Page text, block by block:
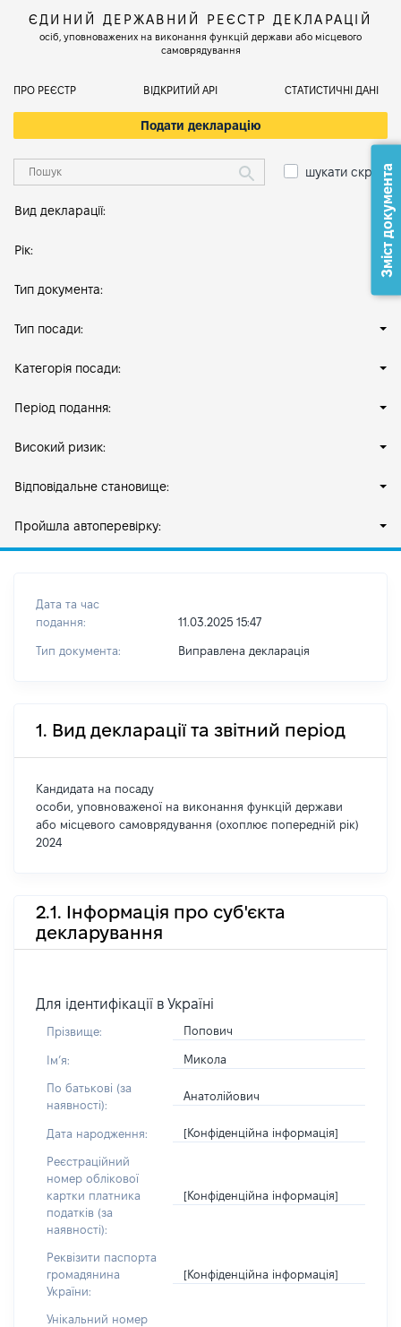
ЄДИНИЙ ДЕРЖАВНИЙ РЕЄСТР ДЕКЛАРАЦІЙ
осіб, уповноважених на виконання функцій держави або місцевого
самоврядування
ПРО РЕЄСТР ВІДКРИТИЙ АРІ СТАТИСТИЧНІ ДАНІ
Подати декларацію
шукати скрізь
Вид декларації:
Рік:
Тип документа:
Тип посади:
Категорія посади:
Період подання:
Високий ризик:
Відповідальне становище:
Пройшла автоперевірку:
Дата та час
подання:
11.03.2025 15:47
Тип документа: Виправлена декларація
1. Вид декларації та звітний період
Кандидата на посаду
особи, уповноваженої на виконання функцій держави
або місцевого самоврядування (охоплює попередній рік)
2024
2.1. Інформація про суб'єкта
декларування
Для ідентифікації в Україні
Прізвище: Попович
Імʼя: Микола
По батькові (за
наявності):
Анатолійович
Дата народження: [Конфіденційна інформація]
Реєстраційний
номер облікової
картки платника
податків (за
наявності):
[Конфіденційна інформація]
Реквізити паспорта
громадянина
України:
[Конфіденційна інформація]
Унікальний номер
Зміст документа